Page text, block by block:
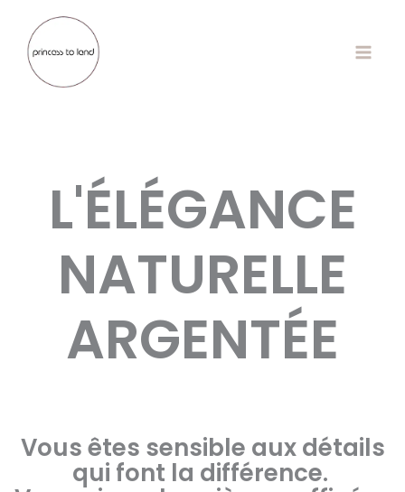
contenu
L'ÉLÉGANCE
NATURELLE
ARGENTÉE
Vous êtes sensible aux détails
qui font la différence.